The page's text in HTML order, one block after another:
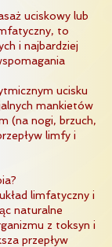
uciskowy lub
to
i najbardziej
ucisku
mankietów
(na nogi, brzuch,
limfy i
limfatyczny i
naturalne
z toksyn i
przepływ